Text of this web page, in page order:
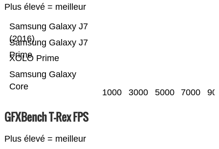
Plus élevé = meilleur
Samsung Galaxy
Core
XOLO Prime
Samsung Galaxy J7
Prime
Samsung Galaxy J7
(2016)
1000 3000 5000 7000
GFXBench T-Rex FPS
Plus élevé = meilleur